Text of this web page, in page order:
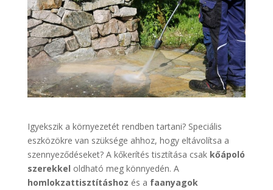
Igyekszik a környezetét rendben tartani? Speciális
eszközökre van szüksége ahhoz, hogy eltávolítsa a
szennyeződéseket? A kőkerítés tisztítása csak kőápoló
szerekkel oldható meg könnyedén. A
homlokzattisztításhoz és a faanyagok